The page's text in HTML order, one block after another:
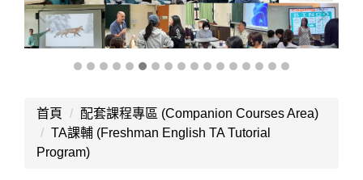
首頁
配套課程專區 (Companion Courses Area)
TA課輔 (Freshman English TA Tutorial
Program)